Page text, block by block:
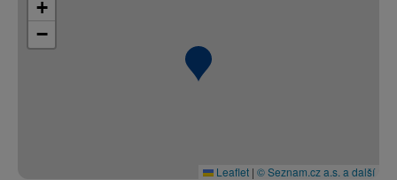
+
−
Leaflet | © Seznam.cz a.s. a další